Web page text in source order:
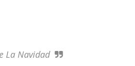
La Navidad